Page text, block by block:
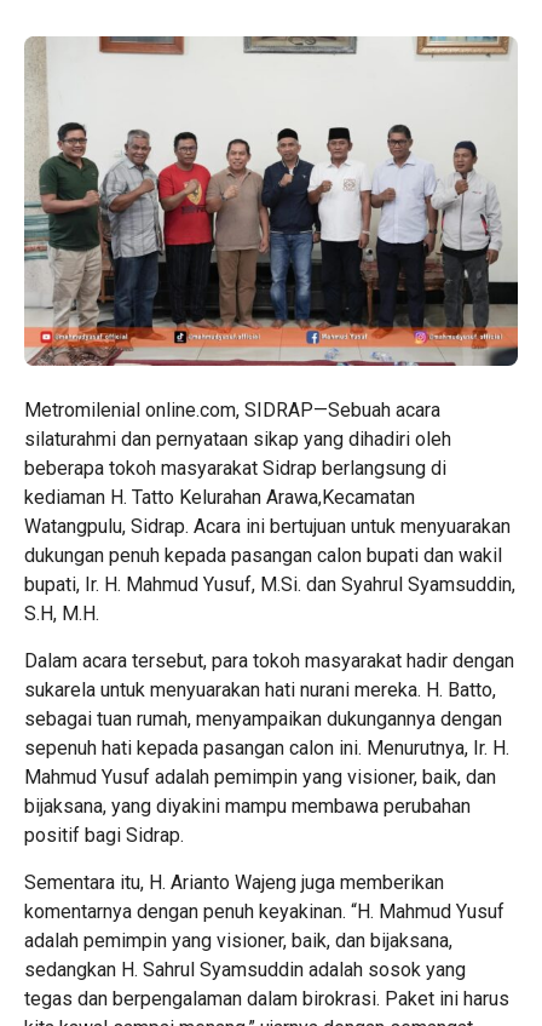
Metromilenial online.com, SIDRAP—Sebuah acara
silaturahmi dan pernyataan sikap yang dihadiri oleh
beberapa tokoh masyarakat Sidrap berlangsung di
kediaman H. Tatto Kelurahan Arawa,Kecamatan
Watangpulu, Sidrap. Acara ini bertujuan untuk menyuarakan
dukungan penuh kepada pasangan calon bupati dan wakil
bupati, Ir. H. Mahmud Yusuf, M.Si. dan Syahrul Syamsuddin,
S.H, M.H.
Dalam acara tersebut, para tokoh masyarakat hadir dengan
sukarela untuk menyuarakan hati nurani mereka. H. Batto,
sebagai tuan rumah, menyampaikan dukungannya dengan
sepenuh hati kepada pasangan calon ini. Menurutnya, Ir. H.
Mahmud Yusuf adalah pemimpin yang visioner, baik, dan
bijaksana, yang diyakini mampu membawa perubahan
positif bagi Sidrap.
Sementara itu, H. Arianto Wajeng juga memberikan
komentarnya dengan penuh keyakinan. “H. Mahmud Yusuf
adalah pemimpin yang visioner, baik, dan bijaksana,
sedangkan H. Sahrul Syamsuddin adalah sosok yang
tegas dan berpengalaman dalam birokrasi. Paket ini harus